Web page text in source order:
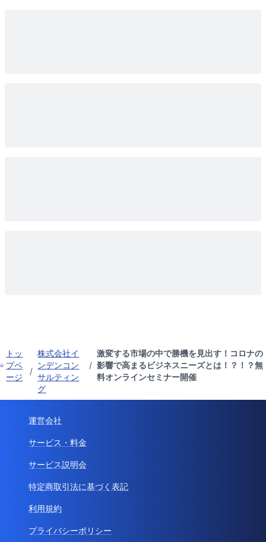
トッ
プペ
ージ
/
株式会社イ
ンデンコン
サルティン
グ
/
激変する市場の中で勝機を見出す！コロナの
影響で高まるビジネスニーズとは！？！？無
料オンラインセミナー開催
運営会社
サービス・料金
サービス説明会
特定商取引法に基づく表記
利用規約
プライバシーポリシー